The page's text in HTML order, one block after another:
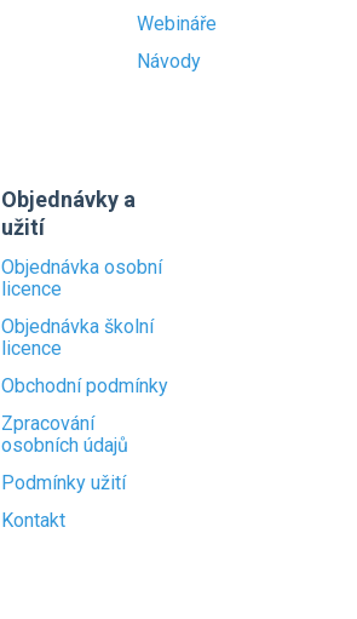
Webináře
Návody
Objednávky a
užití
Objednávka osobní
licence
Objednávka školní
licence
Obchodní podmínky
Zpracování
osobních údajů
Podmínky užití
Kontakt